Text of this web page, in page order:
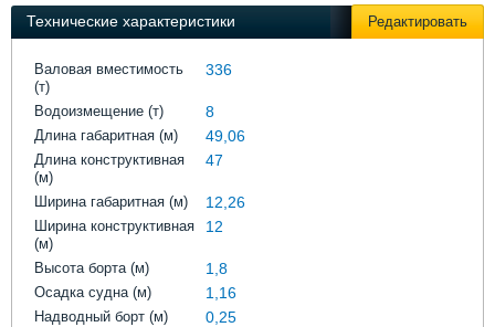
Выставки и семинары
Личности
Словарь
Галерея флота
Форум
Технические характеристики Редактировать
Валовая вместимость
(т)
336
Водоизмещение (т) 8
Длина габаритная (м) 49,06
Длина конструктивная
(м)
47
Ширина габаритная (м) 12,26
Ширина конструктивная
(м)
12
Высота борта (м) 1,8
Осадка судна (м) 1,16
Надводный борт (м) 0,25